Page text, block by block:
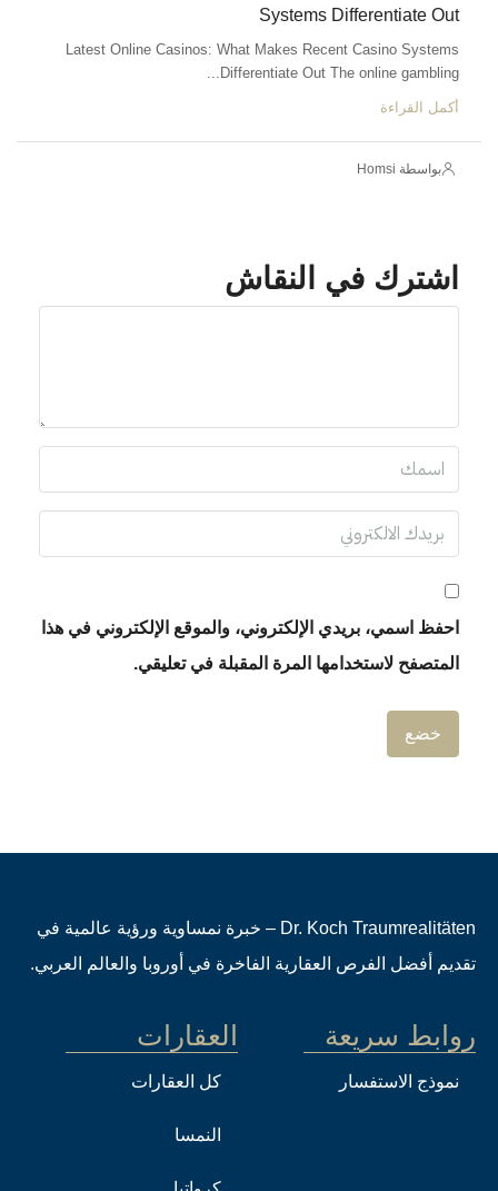
Systems Differentiate Out
Latest Online Casinos: What Makes Recent Casino Systems
Differentiate Out The online gambling...
أكمل القراءة
بواسطة Homsi
اشترك في النقاش
احفظ اسمي، بريدي الإلكتروني، والموقع الإلكتروني في هذا
المتصفح لاستخدامها المرة المقبلة في تعليقي.
Dr. Koch Traumrealitäten – خبرة نمساوية ورؤية عالمية في
تقديم أفضل الفرص العقارية الفاخرة في أوروبا والعالم العربي.
روابط سريعة
نموذج الاستفسار
العقارات
كل العقارات
النمسا